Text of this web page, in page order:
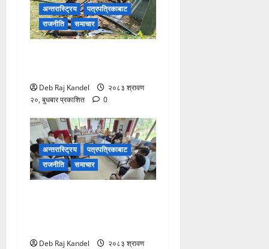
अन्तरास्ट्रिय
पत्रपत्रिकाबाट
राजनीति
समाचार
Deb Raj Kandel
२०८३ श्रावण
२०, बुधबार प्रकाशित
0
अन्तरास्ट्रिय
पत्रपत्रिकाबाट
राजनीति
समाचार
Deb Raj Kandel
२०८३ श्रावण